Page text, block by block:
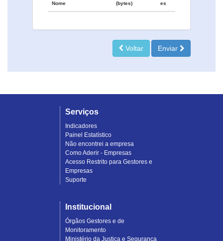
Nome
(bytes)
es
Voltar Enviar
Serviços
Indicadores
Painel Estatístico
Não encontrei a empresa
Como Aderir - Empresas
Acesso Restrito para Gestores e
Empresas
Suporte
Institucional
Órgãos Gestores e de
Monitoramento
Ministério da Justiça e Segurança